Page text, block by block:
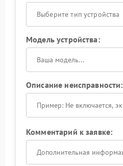
Выберите тип устройства
Модель устройства:
Описание неисправности:
Комментарий к заявке: